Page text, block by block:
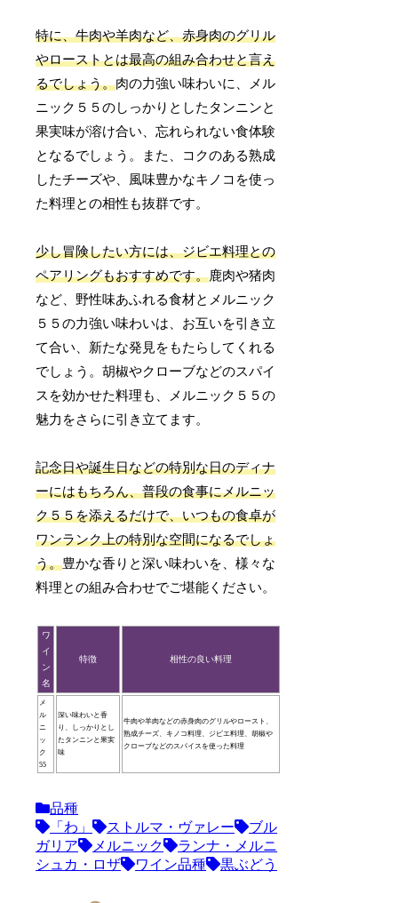
特に、牛肉や羊肉など、赤身肉のグリル
やローストとは最高の組み合わせと言え
るでしょう。肉の力強い味わいに、メル
ニック５５のしっかりとしたタンニンと
果実味が溶け合い、忘れられない食体験
となるでしょう。また、コクのある熟成
したチーズや、風味豊かなキノコを使っ
た料理との相性も抜群です。
少し冒険したい方には、ジビエ料理との
ペアリングもおすすめです。鹿肉や猪肉
など、野性味あふれる食材とメルニック
５５の力強い味わいは、お互いを引き立
て合い、新たな発見をもたらしてくれる
でしょう。胡椒やクローブなどのスパイ
スを効かせた料理も、メルニック５５の
魅力をさらに引き立てます。
記念日や誕生日などの特別な日のディナ
ーにはもちろん、普段の食事にメルニッ
ク５５を添えるだけで、いつもの食卓が
ワンランク上の特別な空間になるでしょ
う。豊かな香りと深い味わいを、様々な
料理との組み合わせでご堪能ください。
ワ
イ
ン
名
特徴 相性の良い料理
メ
ル
ニ
ッ
ク
55
深い味わいと香
り、しっかりとし
たタンニンと果実
味
牛肉や羊肉などの赤身肉のグリルやロースト、
熟成チーズ、キノコ料理、ジビエ料理、胡椒や
クローブなどのスパイスを使った料理
品種
「わ」
ストルマ・ヴァレー
ブル
ガリア
メルニック
ランナ・メルニ
シュカ・ロザ
ワイン品種 黒ぶどう